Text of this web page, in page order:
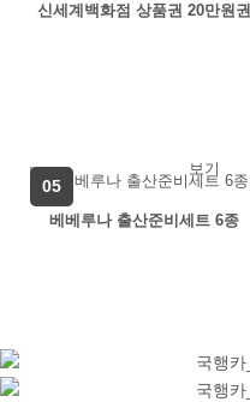
신세계백화점 상품권 20만원권
05
베베루나 출산준비세트 6종